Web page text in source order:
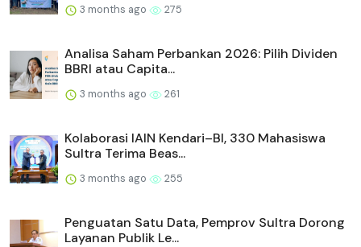
3 months ago 275
Analisa Saham Perbankan 2026: Pilih Dividen
BBRI atau Capita...
3 months ago 261
Kolaborasi IAIN Kendari–BI, 330 Mahasiswa
Sultra Terima Beas...
3 months ago 255
Penguatan Satu Data, Pemprov Sultra Dorong
Layanan Publik Le...